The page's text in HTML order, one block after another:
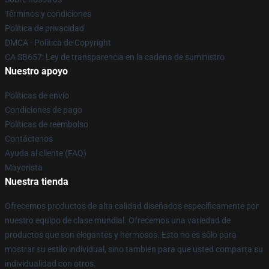
Términos y condiciones
Política de privacidad
DMCA - Política de Copyright
CA SB657: Ley de transparencia en la cadena de suministro
Nuestro apoyo
Políticas de envío
Condiciones de pago
Políticas de reembolso
Contáctenos
Ayuda al cliente (FAQ)
Mayorista
Nuestra tienda
Ofrecemos productos de alta calidad diseñados específicamente por
nuestro equipo de clase mundial. Ofrecemos una variedad de
productos que son elegantes y hermosos. Esto no es sólo para
mostrar su estilo individual, sino también para que usted comparta su
individualidad con otros.